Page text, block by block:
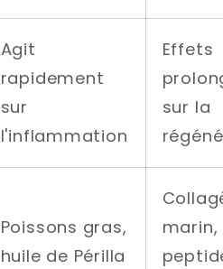
Agit
rapidement
sur
l'inflammation
Effets
sur la
Poissons gras,
huile de Périlla
marin,